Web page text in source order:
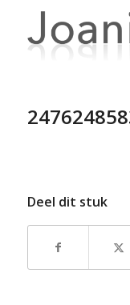
Deel dit stuk